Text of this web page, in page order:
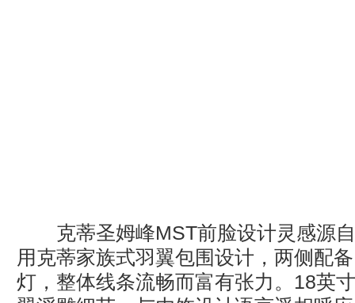
克蒂圣姆峰MST前脸设计灵感源自
用克蒂家族式羽翼包围设计，两侧配
灯，整体线条流畅而富有张力。18英